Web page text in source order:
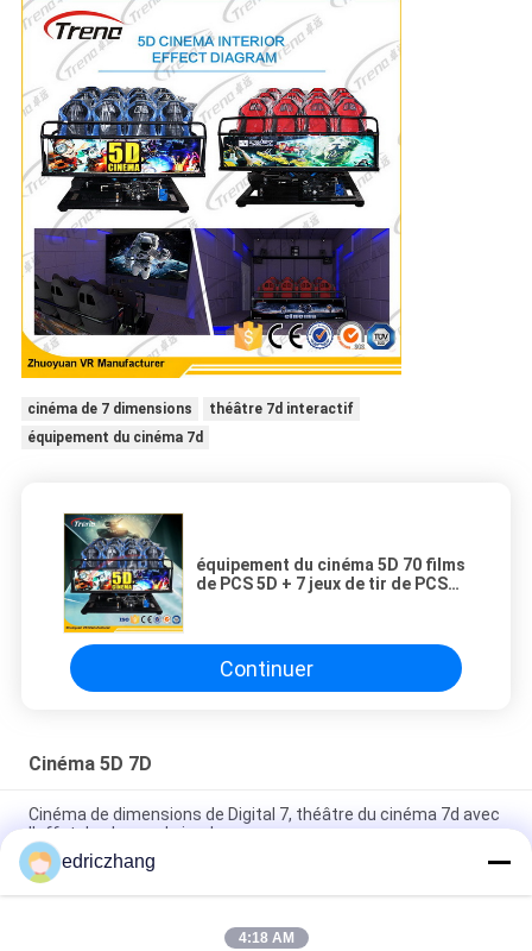
cinéma de 7 dimensions
théâtre 7d interactif
équipement du cinéma 7d
équipement du cinéma 5D 70 films
de PCS 5D + 7 jeux de tir de PCS
Continuer
Cinéma 5D 7D
Cinéma de dimensions de Digital 7, théâtre du cinéma 7d avec
l'effet de champ de jambe
6 salle de cinéma du divertissement 7D de parc à thème de
DOF avec le système d'affichage d'écran
edriczhang
4:18 AM